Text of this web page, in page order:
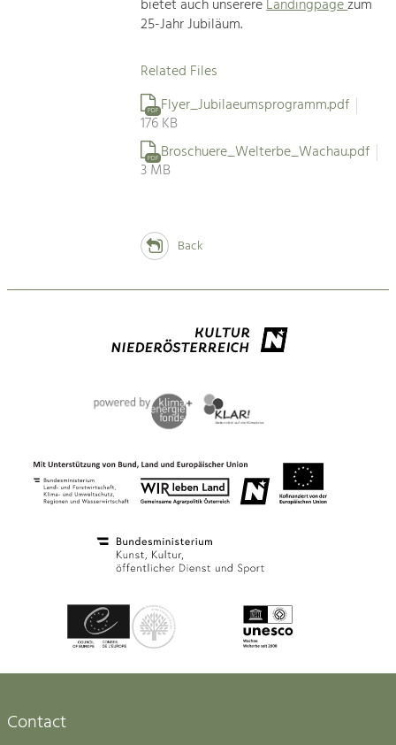
bietet auch unserereLandingpagezum
25-Jahr Jubiläum.
Related Files
PDF Flyer_Jubilaeumsprogramm.pdf
176 KB
PDF Broschuere_Welterbe_Wachau.pdf
3 MB
Back
Contact